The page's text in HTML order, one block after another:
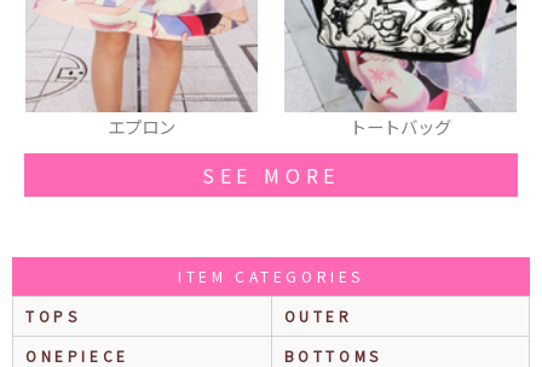
トートバッグ サメリュック
SEE MORE
ITEM CATEGORIES
TOPS
OUTER
ONEPIECE
BOTTOMS